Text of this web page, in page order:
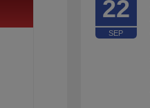
22
SEP